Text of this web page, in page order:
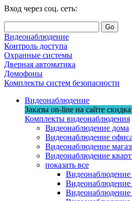
Вход через соц. сеть:
Go
Видеонаблюдение
Контроль доступа
Охранные системы
Дверная автоматика
Домофоны
Комплекты систем безопасности
Видеонаблюдение
Заказы on-line на сaйте скидка
Комплекты видеонаблюдения
Видеонаблюдение дома
Видеонаблюдение офиса
Видеонаблюдение
Видеонаблюдение
показать все
Видеонаблюдение
Видеонаблюдение